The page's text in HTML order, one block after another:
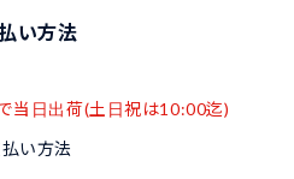
い方法
当日出荷(土日祝は10:00迄)
い方法